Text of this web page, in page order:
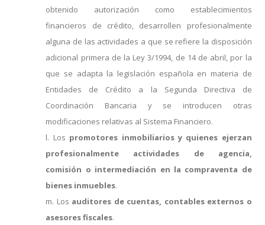
obtenido autorización como establecimientos
financieros de crédito, desarrollen profesionalmente
alguna de las actividades a que se refiere la disposición
adicional primera de la Ley 3/1994, de 14 de abril, por la
que se adapta la legislación española en materia de
Entidades de Crédito a la Segunda Directiva de
Coordinación Bancaria y se introducen otras
modificaciones relativas al Sistema Financiero.
l. Los promotores inmobiliarios y quienes ejerzan
profesionalmente actividades de agencia,
comisión o intermediación en la compraventa de
bienes inmuebles.
m. Los auditores de cuentas, contables externos o
asesores fiscales.